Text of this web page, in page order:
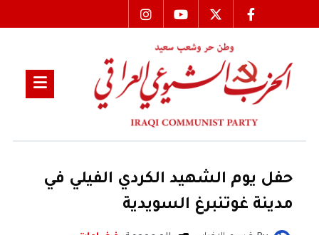
حفل يوم الشهيد الكردي الفيلي في
مدينة غوتنبرغ السويدية